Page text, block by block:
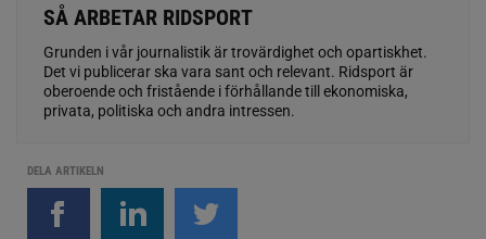
SÅ ARBETAR RIDSPORT
Grunden i vår journalistik är trovärdighet och opartiskhet.
Det vi publicerar ska vara sant och relevant. Ridsport är
oberoende och fristående i förhållande till ekonomiska,
privata, politiska och andra intressen.
DELA ARTIKELN